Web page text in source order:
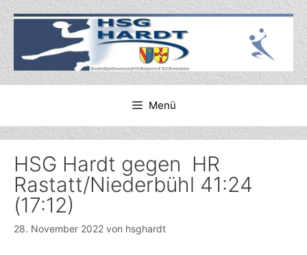
Inhalt
Menü
HSG Hardt gegen HR
Rastatt/Niederbühl 41:24
(17:12)
28. November 2022 von hsghardt